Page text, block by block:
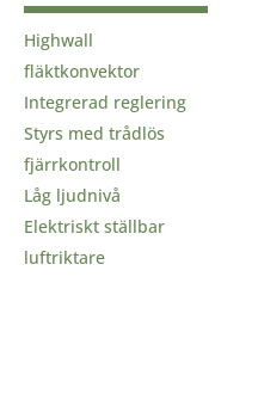
Highwall
fläktkonvektor
Integrerad reglering
Styrs med trådlös
fjärrkontroll
Låg ljudnivå
Elektriskt ställbar
luftriktare